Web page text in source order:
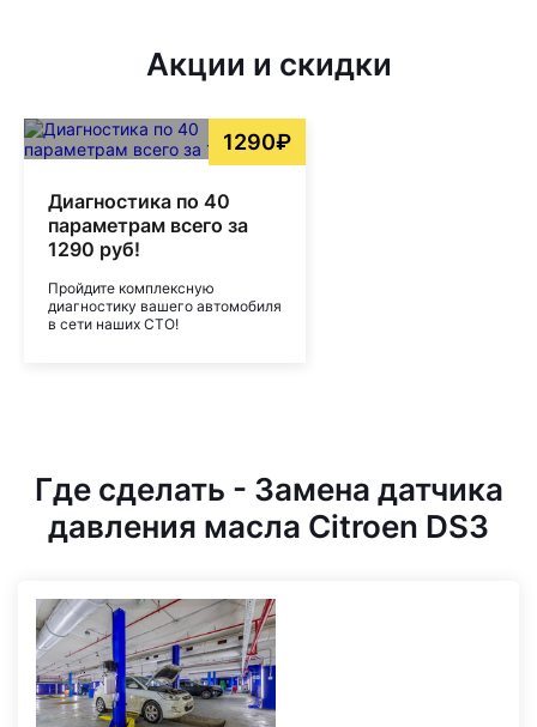
Акции и скидки
1290₽
Диагностика по 40
параметрам всего за
1290 руб!
Пройдите комплексную
диагностику вашего автомобиля
в сети наших СТО!
Где сделать - Замена датчика
давления масла Citroen DS3